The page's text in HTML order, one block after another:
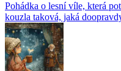
Pohádka o lesní víle, která
kouzla taková, jaká